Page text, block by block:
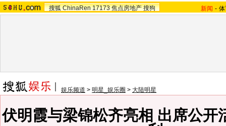
搜狐 ChinaRen 17173 焦点房地产 搜狗 新闻 -
娱乐频道 > 明星_娱乐圈 > 大陆明星
伏明霞与梁锦松齐亮相 出席公开